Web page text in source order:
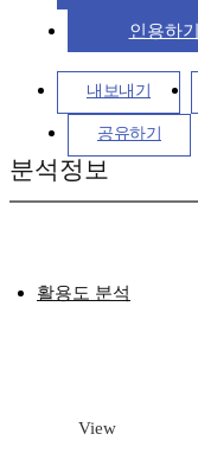
인용하기
내보내기
공유하기
분석정보
활용도 분석
View